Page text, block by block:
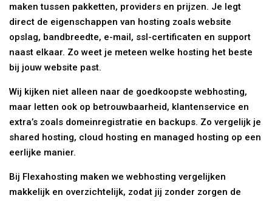
maken tussen pakketten, providers en prijzen. Je legt
direct de eigenschappen van hosting zoals website
opslag, bandbreedte, e-mail, ssl-certificaten en support
naast elkaar. Zo weet je meteen welke hosting het beste
bij jouw website past.
Wij kijken niet alleen naar de goedkoopste webhosting,
maar letten ook op betrouwbaarheid, klantenservice en
extra’s zoals domeinregistratie en backups. Zo vergelijk je
shared hosting, cloud hosting en managed hosting op een
eerlijke manier.
Bij Flexahosting maken we webhosting vergelijken
makkelijk en overzichtelijk, zodat jij zonder zorgen de